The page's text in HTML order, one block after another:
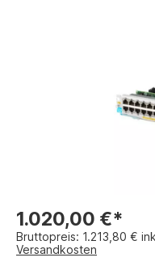
1.020,00 €*
Bruttopreis: 1.213,80 €
Versandkosten